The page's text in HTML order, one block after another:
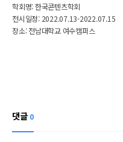
학회명: 한국콘텐츠학회
전시일정: 2022.07.13-2022.07.15
장소: 전남대학교 여수캠퍼스
댓글 0